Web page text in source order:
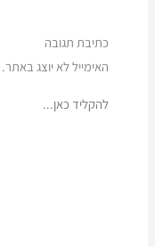
כתיבת תגובה
האימייל לא יוצג באתר.